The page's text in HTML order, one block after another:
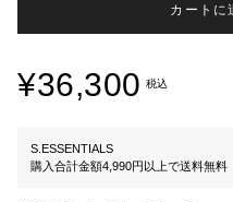
カートに
¥36,300 税込
S.ESSENTIALS
購入合計金額4,990円以上で送料無料